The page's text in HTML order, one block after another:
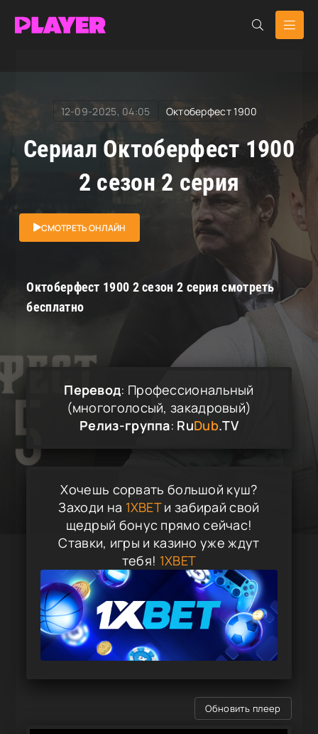
» Октоберфест 1900
12-09-2025, 04:05 Октоберфест 1900
Сериал Октоберфест 1900
2 сезон 2 серия
СМОТРЕТЬ ОНЛАЙН
Октоберфест 1900 2 сезон 2 серия смотреть
бесплатно
Обновить плеер
Перевод: Профессиональный
(многоголосый, закадровый)
Релиз-группа: RuDub.TV
Хочешь сорвать большой куш?
Заходи на 1XBETи забирай свой
щедрый бонус прямо сейчас!
Ставки, игры и казино уже ждут
тебя! 1XBET